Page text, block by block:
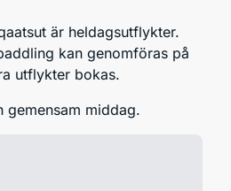
är heldagsutflykter.
kan genomföras på
utflykter bokas.
gemensam middag.